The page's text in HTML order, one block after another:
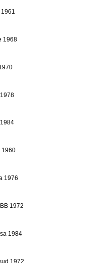
1968
1960
1976
1972
1984
1972